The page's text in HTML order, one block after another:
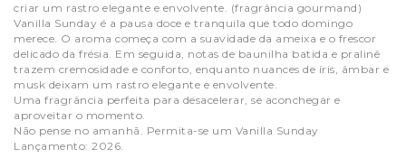
criar um rastro elegante e envolvente. (fragrância gourmand)
Vanilla Sunday é a pausa doce e tranquila que todo domingo
merece. O aroma começa com a suavidade da ameixa e o frescor
delicado da frésia. Em seguida, notas de baunilha batida e pralinê
trazem cremosidade e conforto, enquanto nuances de íris, âmbar e
musk deixam um rastro elegante e envolvente.
Uma fragrância perfeita para desacelerar, se aconchegar e
aproveitar o momento.
Não pense no amanhã. Permita-se um Vanilla Sunday
Lançamento: 2026.